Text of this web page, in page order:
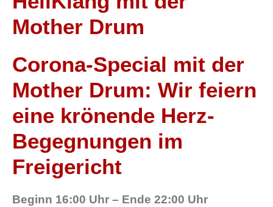
Mother Drum
Corona-Special mit der
Mother Drum: Wir feiern
eine krönende Herz-
Begegnungen im
Freigericht
Beginn 16:00 Uhr – Ende 22:00 Uhr